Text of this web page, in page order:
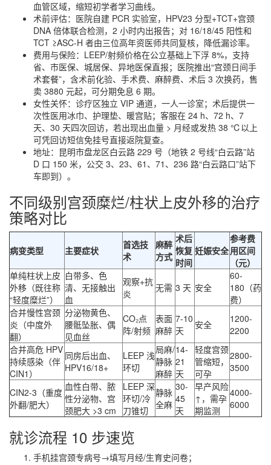
血管区域，缩短初学者学习曲线。
术前评估：医院自建 PCR 实验室，HPV23 分型+TCT+宫颈
DNA 倍体联合检测，2 小时内出报告；对 16/18/45 阳性和
TCT ≥ASC-H 者由三位高年资医师共同复核，降低漏诊率。
费用与保险：LEEP/射频价格在公立基础上下浮 8%，支持
省、市医保、城居保、异地医保直报；医院推出“宫颈日间手
术套餐”，含术前化验、手术费、麻醉费、术后 3 次换药，售
卖 3880 元起，可分期免息 6 期。
女性关怀：诊疗区独立 VIP 通道，一人一诊室；术后提供一
次性医用冰巾、护理垫、暖宫贴；客服在 24 h、72 h、7
天、30 天四次回访，若出现出血量 > 月经或发热 38 ℃以上
可凭回访短信免挂号直接返院复查。
地址：昆明市盘龙区白云路 229 号（地铁 2 号线“白云路”站
D 口 150 米，公交 3、23、61、71、236 路“白云路口”站下
车即到）。
不同级别宫颈糜烂/柱状上皮外移的治疗
策略对比
病变类型 主要症状
首选技
术
麻醉
方式
术后
恢复
时间
妊娠安全
参考费
用区间
（元）
单纯柱状上皮
外移（既往称
“轻度糜烂”）
白带多、色
清、无接触出
血
观察+抗
炎
无需 3 天 安全
60-
180（药
费）
合并慢性宫颈
炎（中度外
翻）
分泌物黄色、
腰骶坠胀、偶
见血丝
CO₂点
阵/射频
表面
麻醉
7-10
天
安全
1200-
2200
合并高危 HPV
持续感染（伴
CIN1）
同房后出血、
HPV16/18+
LEEP 浅
环切
局麻/
静脉
麻醉
14-
21
天
轻度宫颈
管缩短，
可孕
2800-
3500
CIN2-3（重度
外翻/肥大）
血性白带、脓
性分泌物、宫
颈肥大 >3 cm
LEEP 深
环切/冷
刀锥切
静脉
全麻
30-
45
天
早产风险
↑，需孕
期监测
4000-
6000
就诊流程 10 步速览
手机挂宫颈专病号→填写月经/生育史问卷；